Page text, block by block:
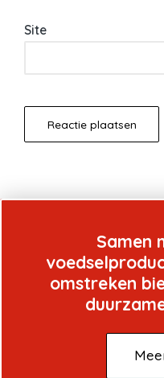
Site
Samen
omstreken